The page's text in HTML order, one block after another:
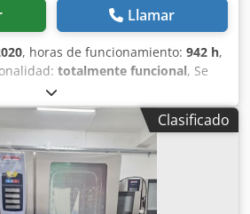
Llamar
, horas de funcionamiento: 942 h,
totalmente funcional, Se
de cocción al vapor y
versión eléctrica, del fabricante de
año de fabricación 2020, con solo
El equipo dispone de un
totalmente automático. El
encuentra en nuestro taller y se
exhaustiva, y se venderá con
Clasificado